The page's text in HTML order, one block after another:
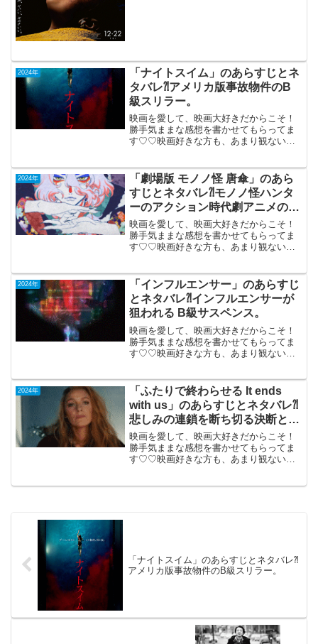
2024年
「ナイトスイム」のあらすじとネ
タバレ⁈アメリカ版事故物件のB
級スリラー。
映画を愛して、映画大好きだからこそ！
勝手気ままな感想を書かせてもらってま
す♡♡映画好きな方も、あまり観ない方
故物件のB級スリラー。難病に侵され早期
引退を...
2024年
「劇場版 モノノ怪 唐傘」のあら
すじとネタバレ⁈モノノ怪ハンタ
ーのアクション時代劇アニメの傑
作。
映画を愛して、映画大好きだからこそ！
勝手気ままな感想を書かせてもらってま
す♡♡映画好きな方も、あまり観ない方
モノノ怪ハンターのアクション時代劇ア
ニメの傑...
2024年
「インフルエンサー」のあらすじ
とネタバレ⁈インフルエンサーが
狙われる B級サスペンス。
映画を愛して、映画大好きだからこそ！
勝手気ままな感想を書かせてもらってま
す♡♡映画好きな方も、あまり観ない方
2021年（25分）インフルエンサーが狙わ
れるB級サス...
2024年
「ふたりで終わらせる It ends
with us」のあらすじとネタバレ⁈
悲しみの連鎖を断ち切る決断と勇
気の映画。
映画を愛して、映画大好きだからこそ！
勝手気ままな感想を書かせてもらってま
す♡♡映画好きな方も、あまり観ない方
「ナイトスイム」のあらすじとネタバレ⁈
アメリカ版事故物件のB級スリラー。